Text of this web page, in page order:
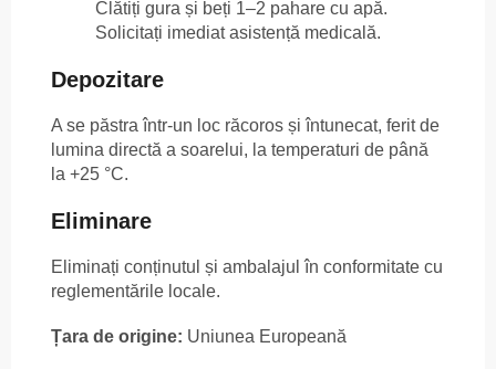
Clătiți gura și beți 1–2 pahare cu apă.
Solicitați imediat asistență medicală.
Depozitare
A se păstra într-un loc răcoros și întunecat, ferit de
lumina directă a soarelui, la temperaturi de până
la +25 °C.
Eliminare
Eliminați conținutul și ambalajul în conformitate cu
reglementările locale.
Țara de origine: Uniunea Europeană